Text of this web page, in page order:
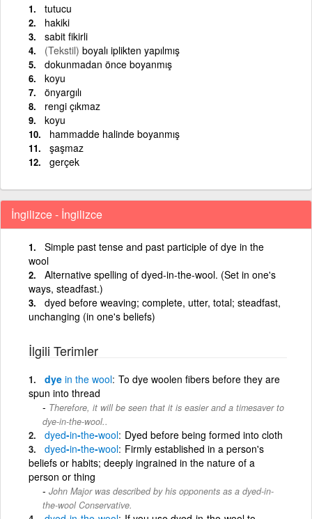
tutucu
hakiki
sabit fikirli
(Tekstil) boyalı iplikten yapılmış
dokunmadan önce boyanmış
koyu
önyargılı
rengi çıkmaz
koyu
hammadde halinde boyanmış
şaşmaz
gerçek
İngilizce - İngilizce
Simple past tense and past participle of dye in the
wool
Alternative spelling of dyed-in-the-wool. (Set in one's
ways, steadfast.)
dyed before weaving; complete, utter, total; steadfast,
unchanging (in one's beliefs)
İlgili Terimler
dye in the wool To dye woolen fibers before they are
spun into thread
Therefore, it will be seen that it is easier and a timesaver to
dye-in-the-wool..
dyed-in-the-wool Dyed before being formed into cloth
dyed-in-the-wool Firmly established in a person's
beliefs or habits; deeply ingrained in the nature of a
person or thing
John Major was described by his opponents as a dyed-in-
the-wool Conservative.